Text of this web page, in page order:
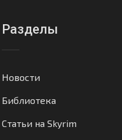
Разделы
Новости
Библиотека
Статьи на Skyrim